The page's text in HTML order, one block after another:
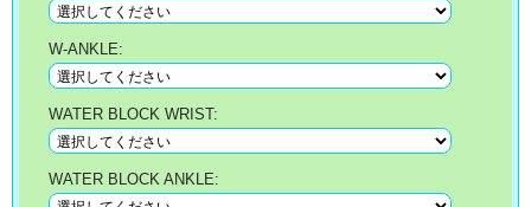
W-ANKLE:
WATER BLOCK WRIST:
WATER BLOCK ANKLE: